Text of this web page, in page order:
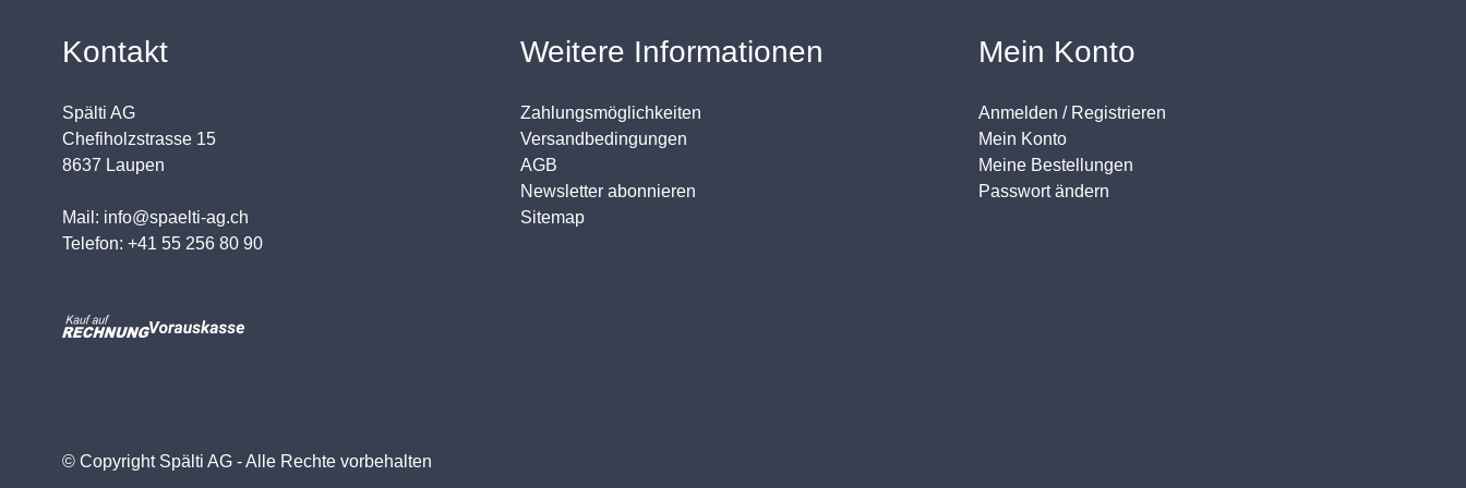
Kontakt
Spälti AG
Chefiholzstrasse 15
8637 Laupen
Mail: info@spaelti-ag.ch
Telefon: +41 55 256 80 90
Weitere Informationen
Zahlungsmöglichkeiten
Versandbedingungen
AGB
Newsletter abonnieren
Sitemap
Mein Konto
Anmelden / Registrieren
Mein Konto
Meine Bestellungen
Passwort ändern
© Copyright Spälti AG - Alle Rechte vorbehalten